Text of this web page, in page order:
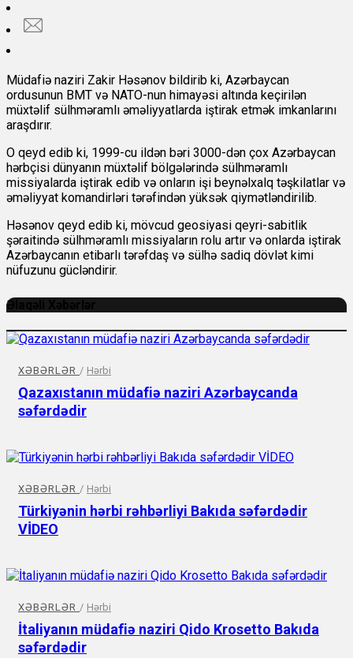
Müdafiə naziri Zakir Həsənov bildirib ki, Azərbaycan
ordusunun BMT və NATO-nun himayəsi altında keçirilən
müxtəlif sülhməramlı əməliyyatlarda iştirak etmək imkanlarını
araşdırır.
O qeyd edib ki, 1999-cu ildən bəri 3000-dən çox Azərbaycan
hərbçisi dünyanın müxtəlif bölgələrində sülhməramlı
missiyalarda iştirak edib və onların işi beynəlxalq təşkilatlar və
əməliyyat komandirləri tərəfindən yüksək qiymətləndirilib.
Həsənov qeyd edib ki, mövcud geosiyasi qeyri-sabitlik
şəraitində sülhməramlı missiyaların rolu artır və onlarda iştirak
Azərbaycanın etibarlı tərəfdaş və sülhə sadiq dövlət kimi
nüfuzunu gücləndirir.
Əlaqəli Xəbərlər
XƏBƏRLƏR / Hərbi
Qazaxıstanın müdafiə naziri Azərbaycanda
səfərdədir
XƏBƏRLƏR / Hərbi
Türkiyənin hərbi rəhbərliyi Bakıda səfərdədir
VİDEO
XƏBƏRLƏR / Hərbi
İtaliyanın müdafiə naziri Qido Krosetto Bakıda
səfərdədir